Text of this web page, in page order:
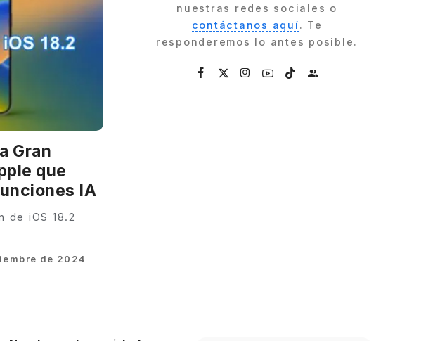
Gran
que
IA
de iOS 18.2
de 2024
nuestras redes sociales o
contáctanos aquí. Te
responderemos lo antes posible.